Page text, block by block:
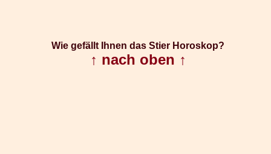
Wie gefällt Ihnen das Stier Horoskop?
↑ nach oben ↑